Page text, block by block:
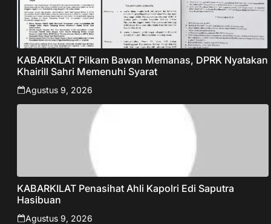
KABARKILAT Pilkam Bawan Memanas, DPRK Nyatakan
Khairill Sahri Memenuhi Syarat
Agustus 9, 2026
KABARKILAT Penasihat Ahli Kapolri Edi Saputra
Hasibuan
Agustus 9, 2026